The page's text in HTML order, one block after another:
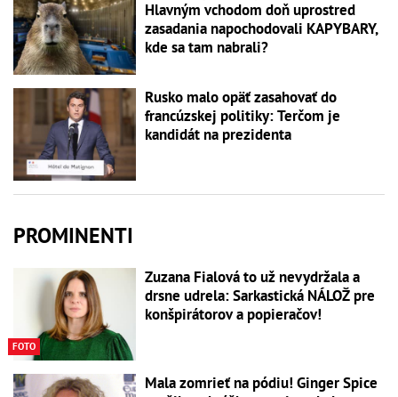
Hlavným vchodom doň uprostred
zasadania napochodovali KAPYBARY,
kde sa tam nabrali?
Rusko malo opäť zasahovať do
francúzskej politiky: Terčom je
kandidát na prezidenta
PROMINENTI
FOTO
Zuzana Fialová to už nevydržala a
drsne udrela: Sarkastická NÁLOŽ pre
konšpirátorov a popieračov!
Mala zomrieť na pódiu! Ginger Spice